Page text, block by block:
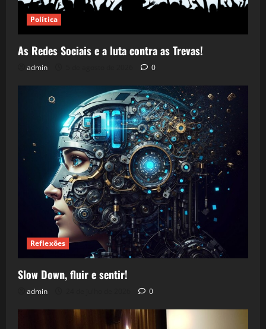
Política
As Redes Sociais e a luta contra as Trevas!
admin 0
Reflexões
Slow Down, fluir e sentir!
admin 0